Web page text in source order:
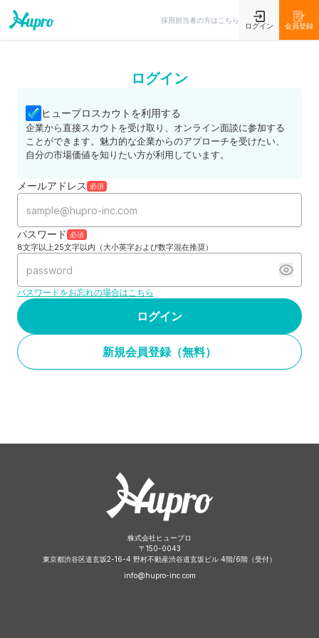
採用担当者の方はこちら
ログイン 会員登録
ログイン
ヒュープロスカウトを利用する
企業から直接スカウトを受け取り、オンライン面談に参加する
ことができます。魅力的な企業からのアプローチを受けたい、
自分の市場価値を知りたい方が利用しています。
メールアドレス 必須
パスワード 必須
8文字以上25文字以内（大小英字および数字混在推奨）
パスワードをお忘れの場合はこちら
ログイン
新規会員登録（無料）
株式会社ヒュープロ
〒 150-0043
東京都渋谷区道玄坂2-16-4 野村不動産渋谷道玄坂ビル 4階/6階（受付）
info@hupro-inc.com